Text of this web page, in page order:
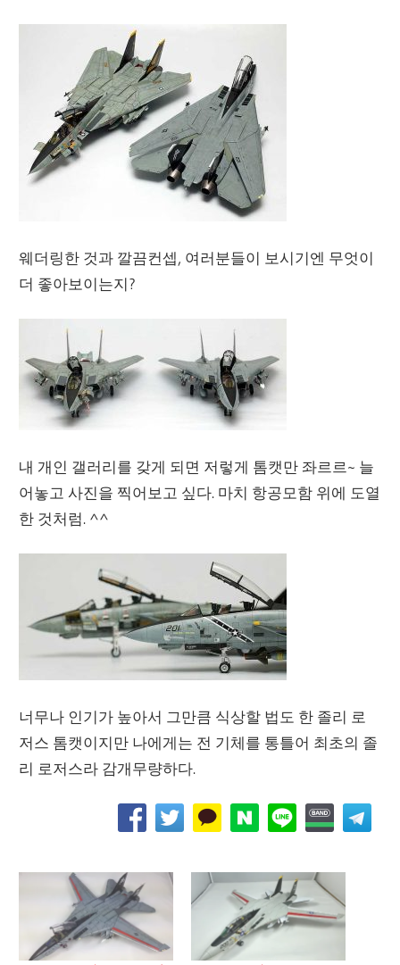
웨더링한 것과 깔끔컨셉, 여러분들이 보시기엔 무엇이
더 좋아보이는지?
내 개인 갤러리를 갖게 되면 저렇게 톰캣만 좌르르~ 늘
어놓고 사진을 찍어보고 싶다. 마치 항공모함 위에 도열
한 것처럼. ^^
너무나 인기가 높아서 그만큼 식상할 법도 한 졸리 로
저스 톰캣이지만 나에게는 전 기체를 통틀어 최초의 졸
리 로저스라 감개무량하다.